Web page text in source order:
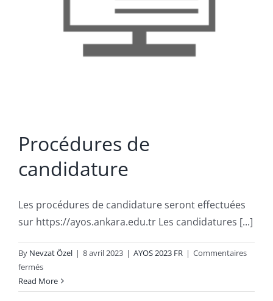
Procédures de
candidature
Les procédures de candidature seront effectuées
sur https://ayos.ankara.edu.tr Les candidatures [...]
By Nevzat Özel | 8 avril 2023 | AYOS 2023 FR | Commentaires
ferméssur
Procédures
de
Read More